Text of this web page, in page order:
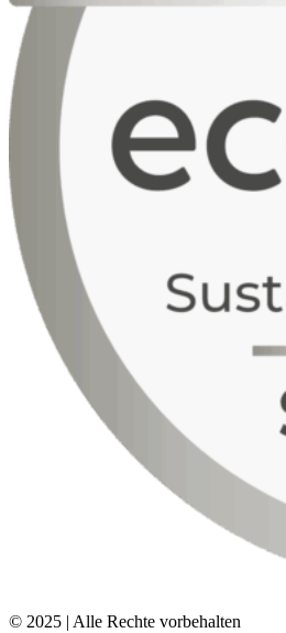
© 2025 | Alle Rechte vorbehalten